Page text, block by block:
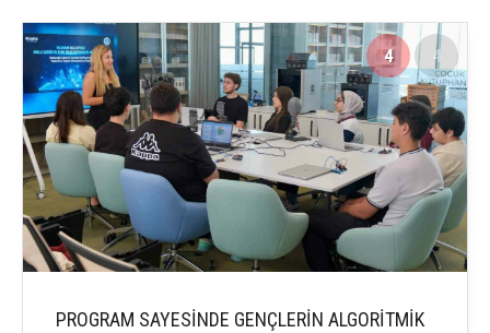
4 4
PROGRAM SAYESİNDE GENÇLERİN ALGORİTMİK